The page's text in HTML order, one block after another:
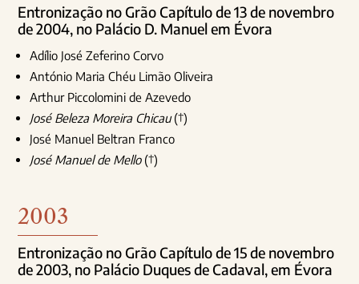
Entronização no Grão Capítulo de 13 de novembro
de 2004, no Palácio D. Manuel em Évora
Adílio José Zeferino Corvo
António Maria Chéu Limão Oliveira
Arthur Piccolomini de Azevedo
José Beleza Moreira Chicau(†)
José Manuel Beltran Franco
José Manuel de Mello(†)
2003
Entronização no Grão Capítulo de 15 de novembro
de 2003, no Palácio Duques de Cadaval, em Évora